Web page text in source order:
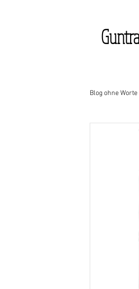
Blog ohne Worte